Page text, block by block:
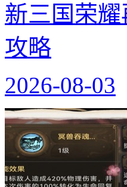
新三国荣
攻略
2026-08-03